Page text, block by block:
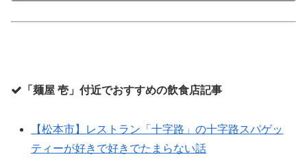
「麺屋 壱」付近でおすすめの飲食店記事
【松本市】レストラン「十字路」の十字路スパゲッ
ティーが好きで好きでたまらない話